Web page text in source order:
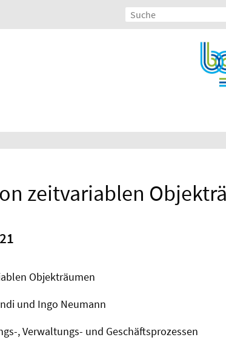
zeitvariablen
Objekträumen
und Ingo Neumann
, Verwaltungs- und Geschäftsprozessen